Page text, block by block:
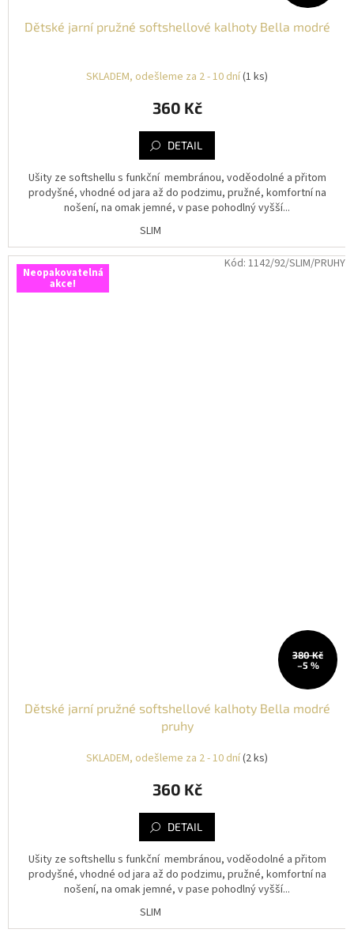
Dětské jarní pružné softshellové kalhoty Bella modré
SKLADEM, odešleme za 2 - 10 dní(1 ks)
360 Kč
DETAIL
Ušity ze softshellu s funkční membránou, voděodolné a přitom
prodyšné, vhodné od jara až do podzimu, pružné, komfortní na
nošení, na omak jemné, v pase pohodlný vyšší...
SLIM
Neopakovatelná
akce!
380 Kč
–5 %
Dětské jarní pružné softshellové kalhoty Bella modré
pruhy
SKLADEM, odešleme za 2 - 10 dní(2 ks)
360 Kč
DETAIL
Ušity ze softshellu s funkční membránou, voděodolné a přitom
prodyšné, vhodné od jara až do podzimu, pružné, komfortní na
nošení, na omak jemné, v pase pohodlný vyšší...
SLIM
Kód: 1142/92/SLIM/PRUHY